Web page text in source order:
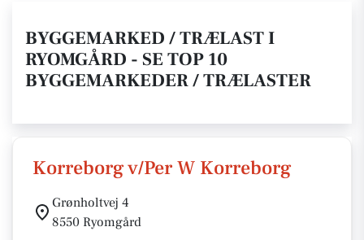
BYGGEMARKED / TRÆLAST I
RYOMGÅRD - SE TOP 10
BYGGEMARKEDER / TRÆLASTER
Korreborg v/Per W Korreborg
Grønholtvej 4
8550 Ryomgård